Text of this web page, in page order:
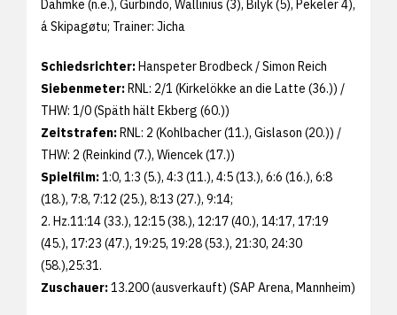
Dahmke (n.e.), Gurbindo, Wallinius (3), Bilyk (5), Pekeler 4),
á Skipagøtu; Trainer: Jicha
Schiedsrichter:Hanspeter Brodbeck / Simon Reich
Siebenmeter:RNL: 2/1 (Kirkelökke an die Latte (36.)) /
THW: 1/0 (Späth hält Ekberg (60.))
Zeitstrafen:RNL: 2 (Kohlbacher (11.), Gislason (20.)) /
THW: 2 (Reinkind (7.), Wiencek (17.))
Spielfilm:1:0, 1:3 (5.), 4:3 (11.), 4:5 (13.), 6:6 (16.), 6:8
(18.), 7:8, 7:12 (25.), 8:13 (27.), 9:14;
2. Hz.11:14 (33.), 12:15 (38.), 12:17 (40.), 14:17, 17:19
(45.), 17:23 (47.), 19:25, 19:28 (53.), 21:30, 24:30
(58.),25:31.
Zuschauer:13.200 (ausverkauft) (SAP Arena, Mannheim)